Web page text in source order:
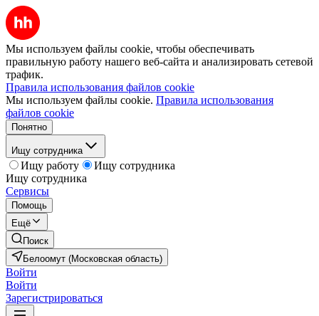
Мы используем файлы cookie, чтобы обеспечивать
правильную работу нашего веб-сайта и анализировать сетевой
трафик.
Правила использования файлов cookie
Мы используем файлы cookie. Правила использования
файлов cookie
Понятно
Ищу сотрудника
Ищу работу
Ищу сотрудника
Ищу сотрудника
Сервисы
Помощь
Ещё
Поиск
Белоомут (Московская область)
Войти
Войти
Зарегистрироваться